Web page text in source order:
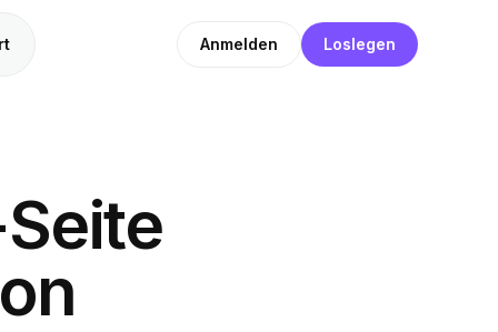
Anmelden Loslegen